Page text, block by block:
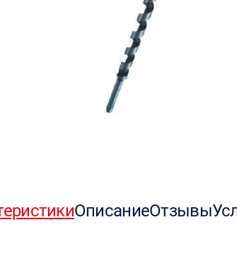
ОписаниеОтзывы